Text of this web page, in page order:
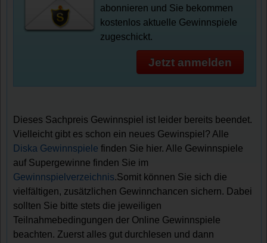
abonnieren und Sie bekommen
kostenlos aktuelle Gewinnspiele
zugeschickt.
Jetzt anmelden
Dieses Sachpreis Gewinnspiel ist leider bereits beendet.
Vielleicht gibt es schon ein neues Gewinspiel? Alle
Diska Gewinnspiele finden Sie hier. Alle Gewinnspiele
auf Supergewinne finden Sie im
Gewinnspielverzeichnis.Somit können Sie sich die
vielfältigen, zusätzlichen Gewinnchancen sichern. Dabei
sollten Sie bitte stets die jeweiligen
Teilnahmebedingungen der Online Gewinnspiele
beachten. Zuerst alles gut durchlesen und dann